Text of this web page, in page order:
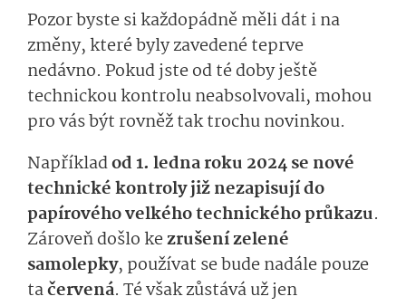
Pozor byste si každopádně měli dát i na
změny, které byly zavedené teprve
nedávno. Pokud jste od té doby ještě
technickou kontrolu neabsolvovali, mohou
pro vás být rovněž tak trochu novinkou.
Napříkladod 1. ledna roku 2024 se nové
technické kontroly již nezapisují do
papírového velkého technického průkazu.
Zároveň došlo kezrušení zelené
samolepky, používat se bude nadále pouze
tačervená. Té však zůstává už jen